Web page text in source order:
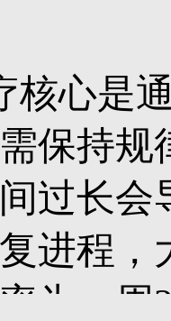
核心是
保持规
过长会
进程，
为一周